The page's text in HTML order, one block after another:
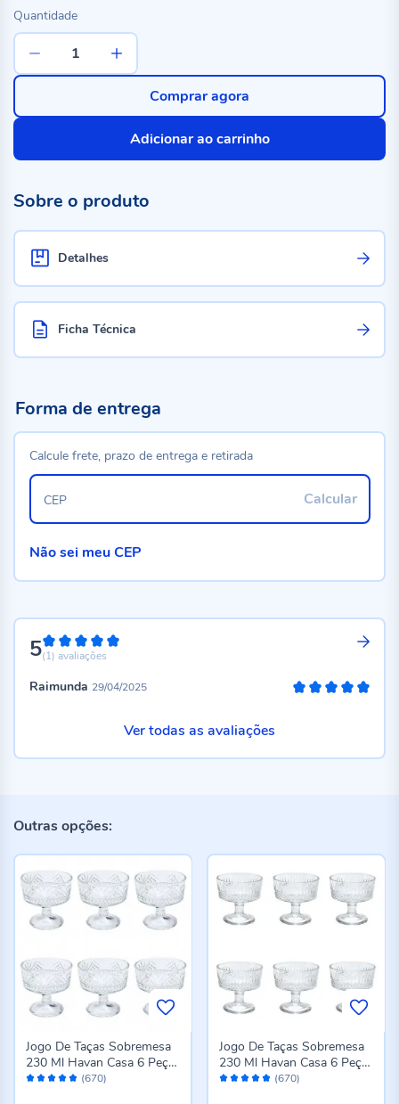
Quantidade
Adicionar ao carrinho
Comprar agora
Sobre o produto
Detalhes
Ficha Técnica
5100%
(1) avaliações
Raimunda 29/04/2025
Ver todas as avaliações
Forma de entrega
Calcule frete, prazo de entrega e retirada
Calcular
CEP
Não sei meu CEP
Outras opções:
Avaliação: (670)
Jogo De Taças Sobremesa
230 Ml Havan Casa 6 Peças
- Berlim
Avaliação: (670)
Jogo De Taças Sobremesa
230 Ml Havan Casa 6 Peças
- Munique